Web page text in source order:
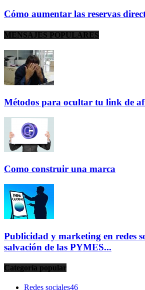
Cómo aumentar las reservas
MENSAJES POPULARES
Métodos para ocultar tu link de
Como construir una marca
Publicidad y marketing en redes
salvación de las PYMES...
Categoría popular
Redes sociales46